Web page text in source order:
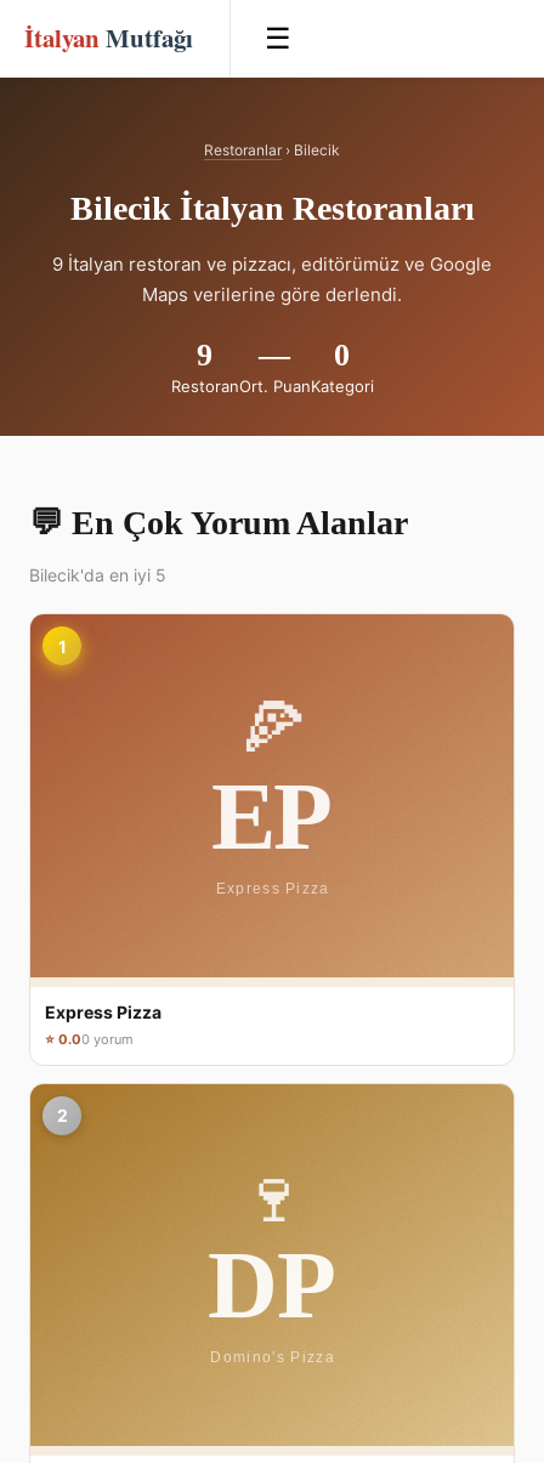
İtalyan Mutfağı ☰
Restoranlar › Bilecik
Bilecik İtalyan Restoranları
9 İtalyan restoran ve pizzacı, editörümüz ve Google
Maps verilerine göre derlendi.
9
Restoran
—
Ort. Puan
0
Kategori
💬 En Çok Yorum Alanlar
Bilecik'da en iyi 5
1
Express Pizza
⭐ 0.00 yorum
2